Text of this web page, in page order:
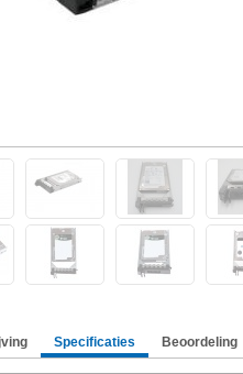
Specificaties Beoordeling